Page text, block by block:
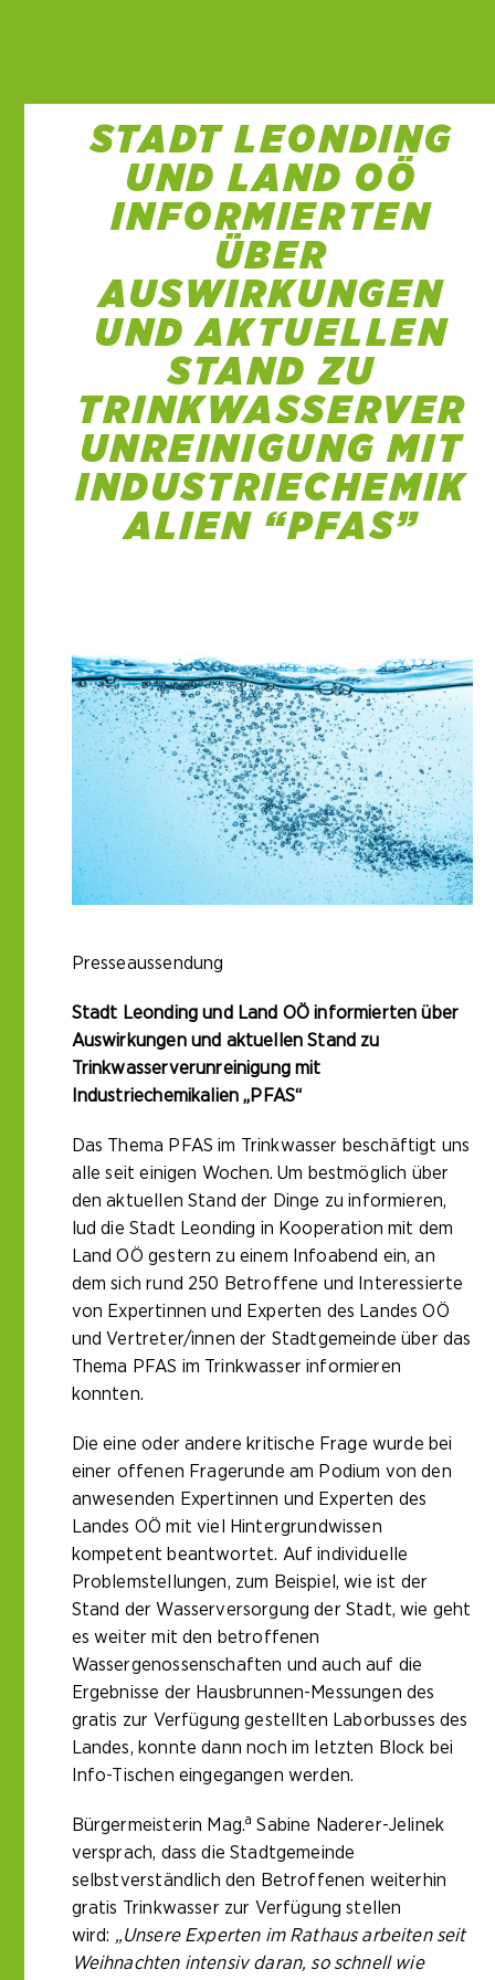
STADT LEONDING
UND LAND OÖ
INFORMIERTEN
ÜBER
AUSWIRKUNGEN
UND AKTUELLEN
STAND ZU
TRINKWASSERVER
UNREINIGUNG MIT
INDUSTRIECHEMIK
ALIEN “PFAS”
Presseaussendung
Stadt Leonding und Land OÖ informierten über
Auswirkungen und aktuellen Stand zu
Trinkwasserverunreinigung mit
Industriechemikalien „PFAS“
Das Thema PFAS im Trinkwasser beschäftigt uns
alle seit einigen Wochen. Um bestmöglich über
den aktuellen Stand der Dinge zu informieren,
lud die Stadt Leonding in Kooperation mit dem
Land OÖ gestern zu einem Infoabend ein, an
dem sich rund 250 Betroffene und Interessierte
von Expertinnen und Experten des Landes OÖ
und Vertreter/innen der Stadtgemeinde über das
Thema PFAS im Trinkwasser informieren
konnten.
Die eine oder andere kritische Frage wurde bei
einer offenen Fragerunde am Podium von den
anwesenden Expertinnen und Experten des
Landes OÖ mit viel Hintergrundwissen
kompetent beantwortet. Auf individuelle
Problemstellungen, zum Beispiel, wie ist der
Stand der Wasserversorgung der Stadt, wie geht
es weiter mit den betroffenen
Wassergenossenschaften und auch auf die
Ergebnisse der Hausbrunnen-Messungen des
gratis zur Verfügung gestellten Laborbusses des
Landes, konnte dann noch im letzten Block bei
Info-Tischen eingegangen werden.
Bürgermeisterin Mag.a Sabine Naderer-Jelinek
versprach, dass die Stadtgemeinde
selbstverständlich den Betroffenen weiterhin
gratis Trinkwasser zur Verfügung stellen
wird: „Unsere Experten im Rathaus arbeiten seit
Weihnachten intensiv daran, so schnell wie